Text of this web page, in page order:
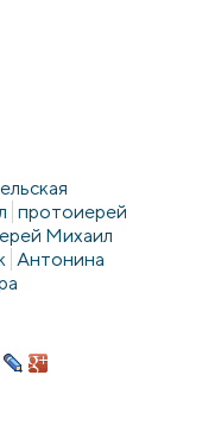
протоиерей
Михаил
Антонина